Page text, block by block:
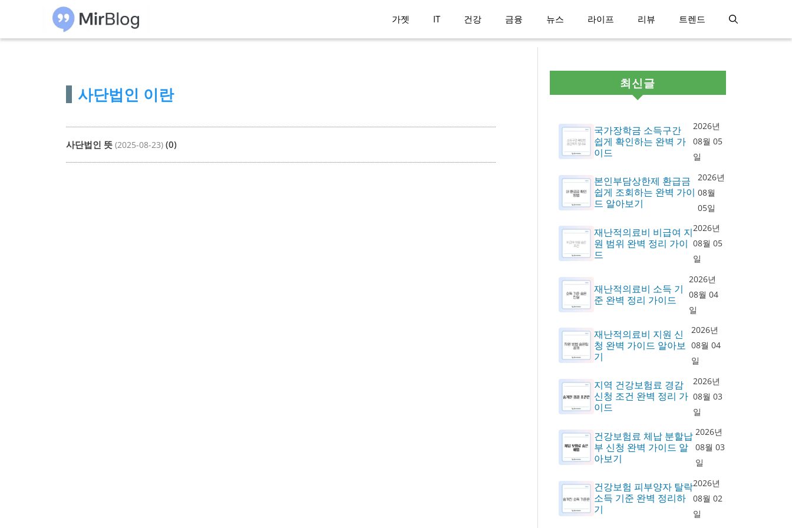
가젯 IT 건강 금융 뉴스 라이프 리뷰 트렌드
사단법인 이란
사단법인 뜻 (2025-08-23) (0)
최신글
국가장학금 소득구간
쉽게 확인하는 완벽 가
이드
2026년
08월 05
일
본인부담상한제 환급금
쉽게 조회하는 완벽 가이
드 알아보기
2026년
08월
05일
재난적의료비 비급여 지
원 범위 완벽 정리 가이
드
2026년
08월 05
일
재난적의료비 소득 기
준 완벽 정리 가이드
2026년
08월 04
일
재난적의료비 지원 신
청 완벽 가이드 알아보
기
2026년
08월 04
일
지역 건강보험료 경감
신청 조건 완벽 정리 가
이드
2026년
08월 03
일
건강보험료 체납 분할납
부 신청 완벽 가이드 알
아보기
2026년
08월 03
일
건강보험 피부양자 탈락
소득 기준 완벽 정리하
기
2026년
08월 02
일